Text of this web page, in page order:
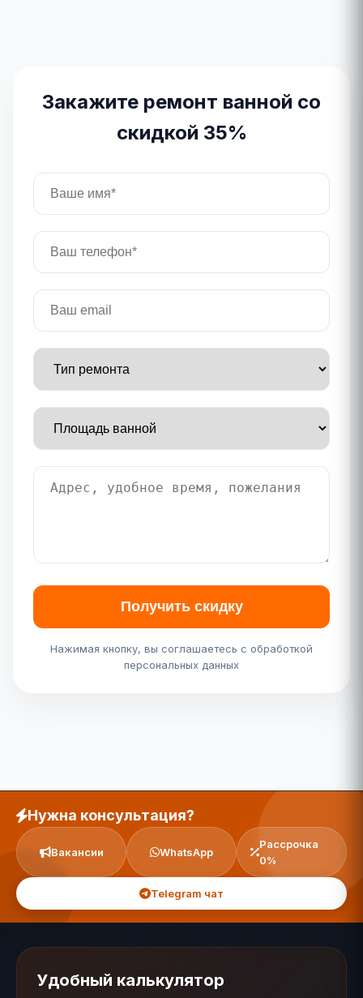
Закажите ремонт ванной со
скидкой 35%
Получить скидку
Нажимая кнопку, вы соглашаетесь с обработкой
персональных данных
Нужна консультация?
Вакансии WhatsApp
Рассрочка
0%
Telegram чат
Удобный калькулятор